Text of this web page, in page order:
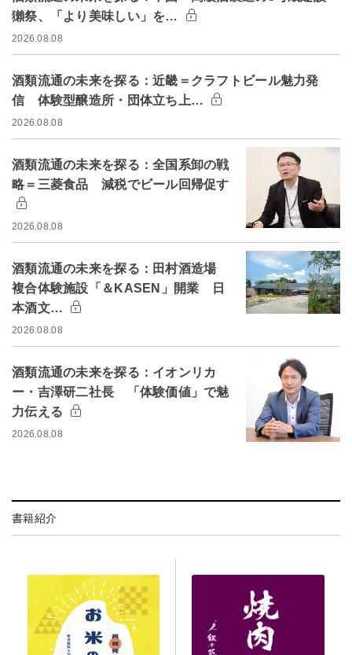
獺祭、「より美味しい」を…
2026.08.08
酒類流通の未来を探る：近畿＝クラフトビール魅力発
信 体験型醸造所・団体立ち上…
2026.08.08
酒類流通の未来を探る：全国系卸の戦
略＝三菱食品 減税でビール回帰促す
2026.08.08
酒類流通の未来を探る：田村酒造場
複合体験施設「＆KASEN」開業 日
本酒文…
2026.08.08
酒類流通の未来を探る：イオンリカ
ー・吉澤研二社長 「体験価値」で魅
力伝える
2026.08.08
書籍紹介